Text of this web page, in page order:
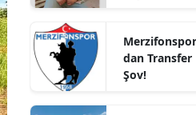
Bitlis
Bolu
dan Transfer
Şov!